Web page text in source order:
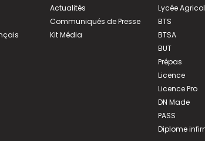
Actualités
Communiqués de Presse
Kit Média
Lycée
BTS
BTSA
BUT
Prépas
Licence
Licence Pro
DN Made
PASS
Diplome